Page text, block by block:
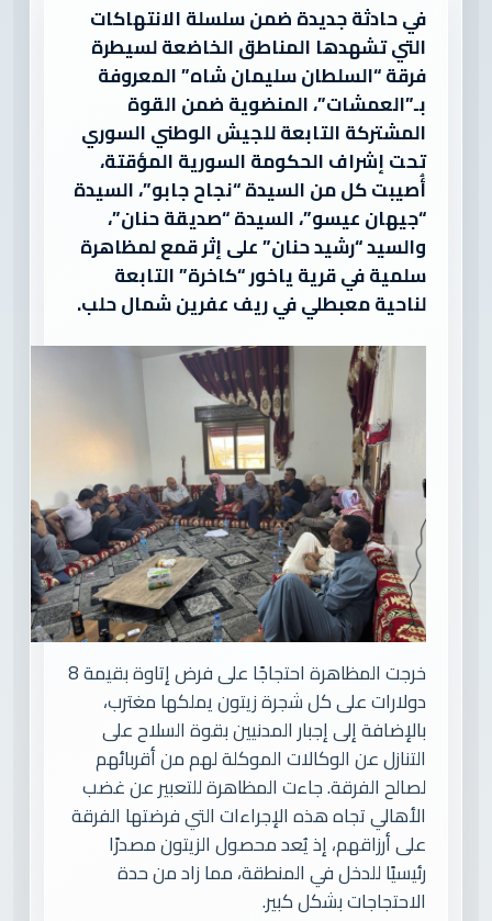
في حادثة جديدة ضمن سلسلة الانتهاكات
التي تشهدها المناطق الخاضعة لسيطرة
فرقة “السلطان سليمان شاه” المعروفة
بـ”العمشات”، المنضوية ضمن القوة
المشتركة التابعة للجيش الوطني السوري
تحت إشراف الحكومة السورية المؤقتة،
أُصيبت كل من السيدة “نجاح جابو”، السيدة
“جيهان عيسو”، السيدة “صديقة حنان”،
والسيد “رشيد حنان” على إثر قمع لمظاهرة
سلمية في قرية ياخور “كاخرة” التابعة
لناحية معبطلي في ريف عفرين شمال حلب.
خرجت المظاهرة احتجاجًا على فرض إتاوة بقيمة 8
دولارات على كل شجرة زيتون يملكها مغترب،
بالإضافة إلى إجبار المدنيين بقوة السلاح على
التنازل عن الوكالات الموكلة لهم من أقربائهم
لصالح الفرقة. جاءت المظاهرة للتعبير عن غضب
الأهالي تجاه هذه الإجراءات التي فرضتها الفرقة
على أرزاقهم، إذ يُعد محصول الزيتون مصدرًا
رئيسيًا للدخل في المنطقة، مما زاد من حدة
الاحتجاجات بشكل كبير.